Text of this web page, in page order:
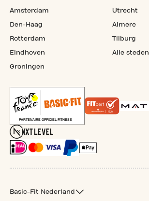
Amsterdam
Den-Haag
Rotterdam
Eindhoven
Groningen
Utrecht
Almere
Tilburg
Alle steden
Basic-Fit Nederland